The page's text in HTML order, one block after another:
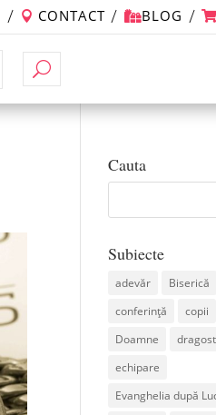
CONTACT BLOG
Cauta
Subiecte
adevăr Biserică
conferință
copii
Doamne
echipare
Evanghelia după